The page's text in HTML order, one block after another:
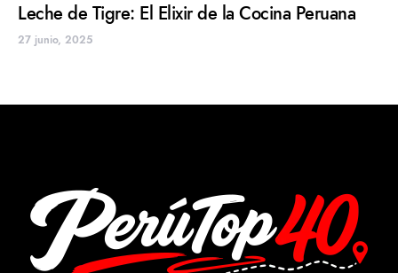
Leche de Tigre: El Elixir de la Cocina Peruana
27 junio, 2025